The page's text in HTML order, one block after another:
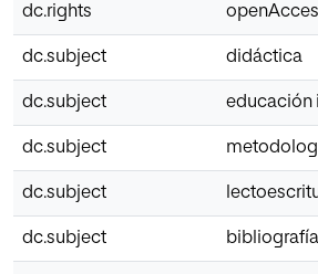
dc.rights
dc.subject didáctica
dc.subject educación
dc.subject
dc.subject
dc.subject bibliografía